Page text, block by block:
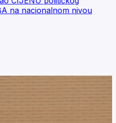
na nacionalnom nivou